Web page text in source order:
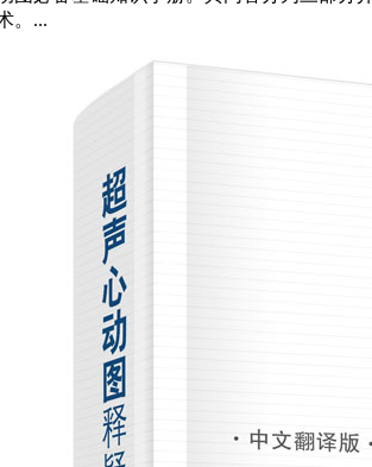
。...